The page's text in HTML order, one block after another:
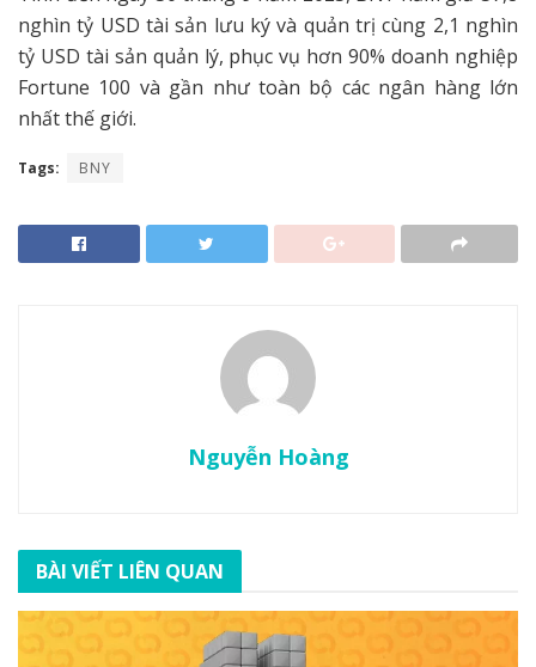
nghìn tỷ USD tài sản lưu ký và quản trị cùng 2,1 nghìn
tỷ USD tài sản quản lý, phục vụ hơn 90% doanh nghiệp
Fortune 100 và gần như toàn bộ các ngân hàng lớn
nhất thế giới.
Tags: BNY
Nguyễn Hoàng
BÀI VIẾT LIÊN QUAN